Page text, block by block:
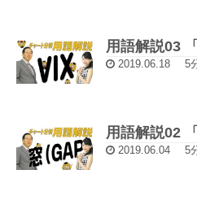
用語解説03
2019.06.18 5
用語解説02
2019.06.04 5